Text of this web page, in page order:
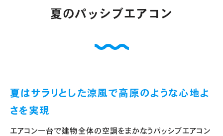
夏のパッシブエアコン
夏はサラリとした涼風で高原のような心地よ
さを実現
エアコン一台で建物全体の空調をまかなうパッシブエアコン